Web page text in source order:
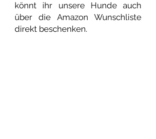
könnt ihr unsere Hunde auch
über die Amazon Wunschliste
direkt beschenken.